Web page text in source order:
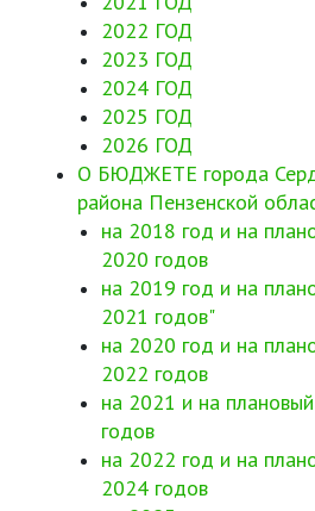
2022 ГОД
2023 ГОД
2024 ГОД
2025 ГОД
2026 ГОД
О БЮДЖЕТЕ города
района Пензенской
на 2018 год и на
2020 годов
на 2019 год и на
2021 годов"
на 2020 год и на
2022 годов
на 2021 и на
годов
на 2022 год и на
2024 годов